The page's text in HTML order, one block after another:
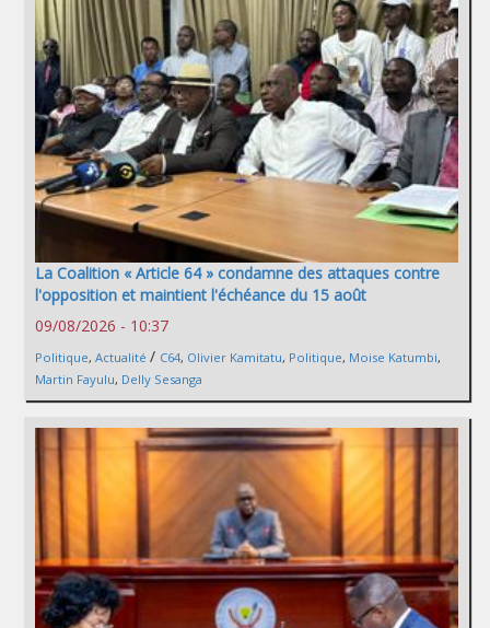
La Coalition « Article 64 » condamne des attaques contre
l'opposition et maintient l'échéance du 15 août
09/08/2026 - 10:37
Politique, Actualité / C64, Olivier Kamitatu, Politique, Moise Katumbi,
Martin Fayulu, Delly Sesanga